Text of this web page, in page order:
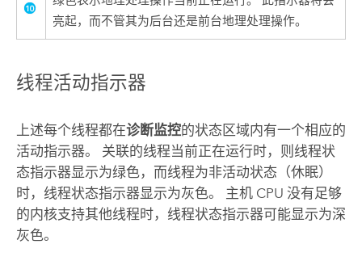
亮起，而不管其为后台还是前台地理处理操作。
线程活动指示器
上述每个线程都在诊断监控的状态区域内有一个相应的
活动指示器。 关联的线程当前正在运行时，则线程状
态指示器显示为绿色，而线程为非活动状态（休眠）
时，线程状态指示器显示为灰色。 主机 CPU 没有足够
的内核支持其他线程时，线程状态指示器可能显示为深
灰色。